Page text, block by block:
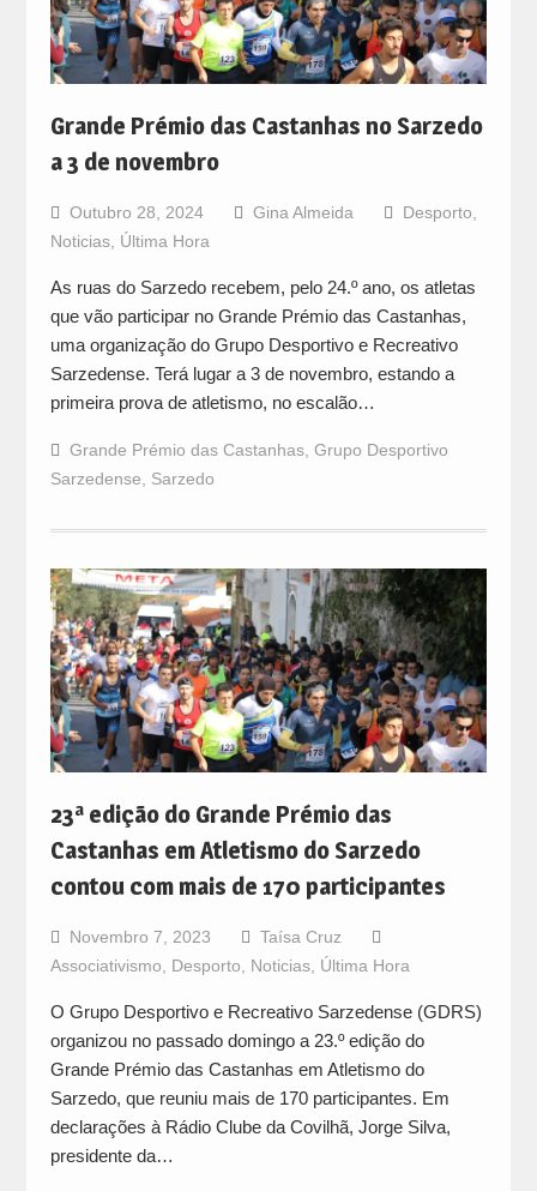
Grande Prémio das Castanhas no Sarzedo
a 3 de novembro
Outubro 28, 2024 Gina Almeida Desporto
Noticias, Última Hora
As ruas do Sarzedo recebem, pelo 24.º ano, os atletas
que vão participar no Grande Prémio das Castanhas,
uma organização do Grupo Desportivo e Recreativo
Sarzedense. Terá lugar a 3 de novembro, estando a
primeira prova de atletismo, no escalão…
Grande Prémio das Castanhas, Grupo Desportivo
Sarzedense
Sarzedo
23ª edição do Grande Prémio das
Castanhas em Atletismo do Sarzedo
contou com mais de 170 participantes
Novembro 7, 2023
Taísa Cruz
Associativismo
Desporto Noticias, Última Hora
O Grupo Desportivo e Recreativo Sarzedense (GDRS)
organizou no passado domingo a 23.º edição do
Grande Prémio das Castanhas em Atletismo do
Sarzedo, que reuniu mais de 170 participantes. Em
declarações à Rádio Clube da Covilhã, Jorge Silva,
presidente da…